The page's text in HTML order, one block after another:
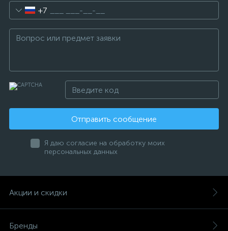
+7
Отправить сообщение
Я даю согласие на обработку моих
персональных данных
Акции и скидки
Бренды